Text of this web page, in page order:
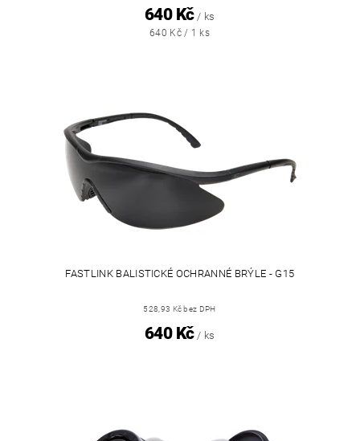
640 Kč / ks
640 Kč / 1 ks
FASTLINK BALISTICKÉ OCHRANNÉ BRÝLE - G15
528,93 Kč bez DPH
640 Kč / ks